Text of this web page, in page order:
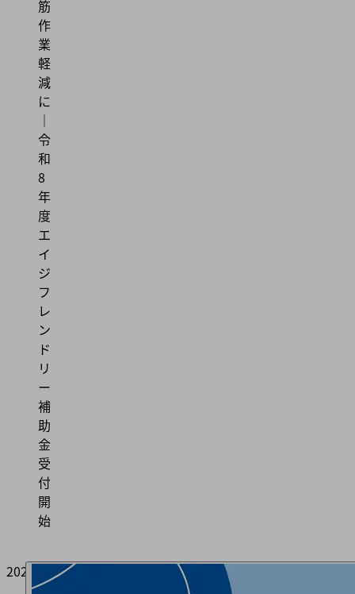
筋
作
業
軽
減
に
｜
令
和
8
年
度
エ
イ
ジ
フ
レ
ン
ド
リ
ー
補
助
金
受
付
開
始
2026/07/01